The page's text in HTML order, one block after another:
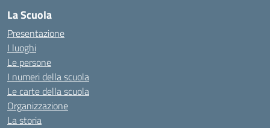
La Scuola
Presentazione
I luoghi
Le persone
I numeri della scuola
Le carte della scuola
Organizzazione
La storia